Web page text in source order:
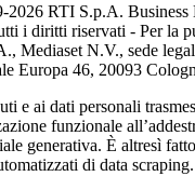
2026 RTI S.p.A. Business
i diritti riservati - Per la
Mediaset N.V., sede
Europa 46, 20093
e ai dati personali
funzionale
generativa. È altresì
di data scraping.